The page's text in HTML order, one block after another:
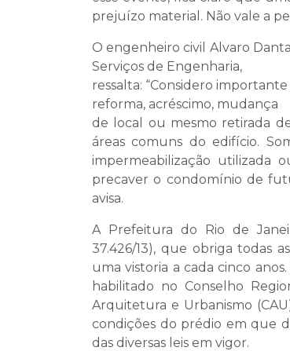
prejuízo material. Não vale a
O engenheiro civil Alvaro
Serviços de Engenharia,
ressalta: “Considero
reforma, acréscimo, mudança
de local ou mesmo retirada
áreas comuns do edifício.
impermeabilização utilizada
precaver o condomínio de
avisa.
A Prefeitura do Rio de
37.426/13), que obriga todas
uma vistoria a cada cinco
habilitado no Conselho
Arquitetura e Urbanismo
condições do prédio em que
das diversas leis em vigor.